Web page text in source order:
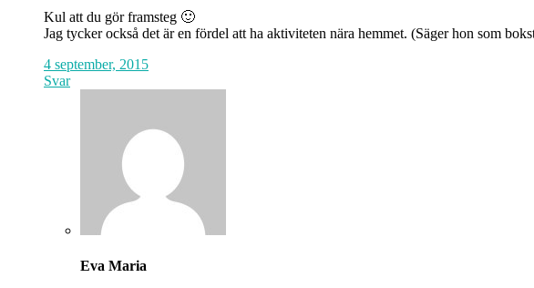
Kul att du gör framsteg 🙂
Jag tycker också det är en fördel att ha aktiviteten nära hemmet. (Säger hon som
4 september, 2015
Svar
Eva Maria